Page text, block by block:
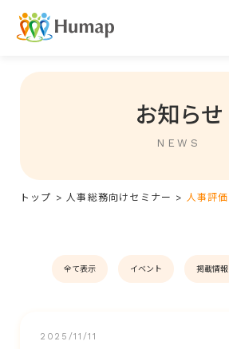
お知らせ
NEWS
トップ >人事総務向けセミナー > 人事評価
全て表示 イベント 掲載情報
2025/11/11